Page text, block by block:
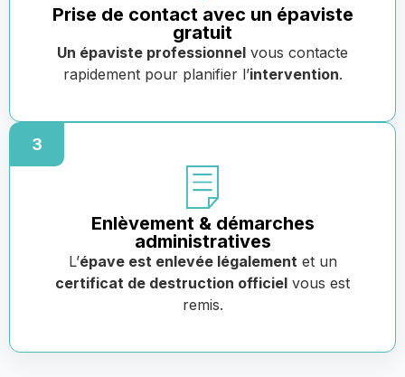
Prise de contact avec un épaviste
gratuit
Un épaviste professionnel vous contacte
rapidement pour planifier l’intervention.
3
Enlèvement & démarches
administratives
L’épave est enlevée légalement et un
certificat de destruction officiel vous est
remis.